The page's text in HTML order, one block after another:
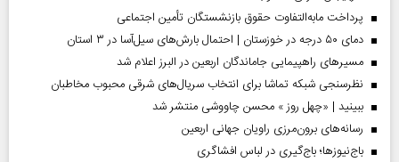
پرداخت مابه‌التفاوت حقوق بازنشستگان تأمین اجتماعی
دمای ۵۰ درجه در خوزستان | احتمال بارش‌های سیل‌آسا در ۳ استان
مسیر‌های راهپیمایی جاماندگان اربعین در البرز اعلام شد
نظرسنجی شبکه تماشا برای انتخاب سریال‌های شرقی محبوب مخاطبان
ببینید | «چهل روز » محسن چاووشی منتشر شد
رسانه‌های برون‌مرزی راویان جهانی اربعین
باج‌نیوزها؛ باج‌گیری در لباس افشاگری